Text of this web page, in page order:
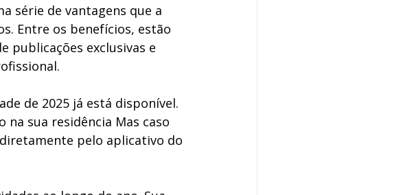
série de vantagens que a
Entre os benefícios, estão
publicações exclusivas e
de 2025 já está disponível.
na sua residência Mas caso
pelo aplicativo do